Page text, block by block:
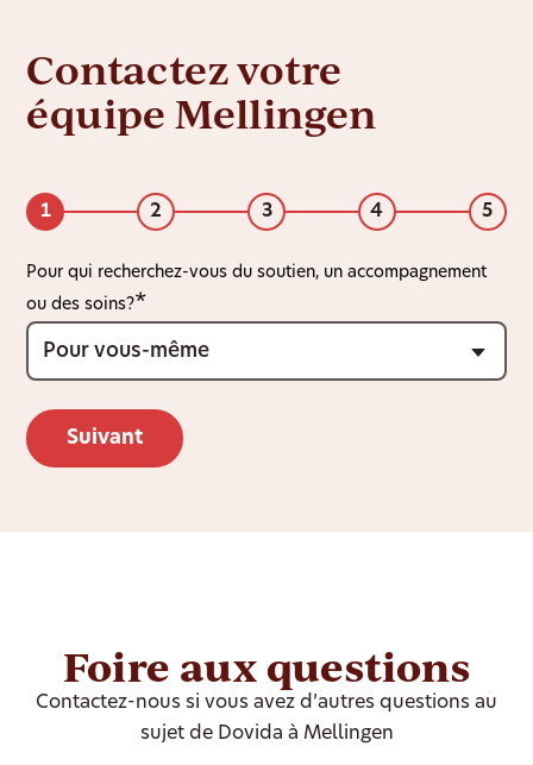
Contactez votre
équipe Mellingen
1 2 3 4 5
Pour qui recherchez-vous du soutien, un accompagnement
ou des soins?
Foire aux questions
Contactez-nous si vous avez d’autres questions au
sujet de Dovida à Mellingen